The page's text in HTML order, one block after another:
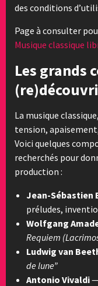
des conditions
Page à consulter
Musique classique
Les grands
La musique
tension,
Voici quelques
recherchés pour
production :
Jean-Sébastien
préludes,
Wolfgang
Requiem
Ludwig van
de lune”
Antonio Vivaldi